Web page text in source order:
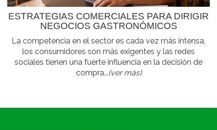
ESTRATEGIAS COMERCIALES PARA DIRIGIR
NEGOCIOS GASTRONÓMICOS
La competencia en el sector es cada vez más intensa,
los consumidores son más exigentes y las redes
sociales tienen una fuerte influencia en la decisión de
compra...(ver más)